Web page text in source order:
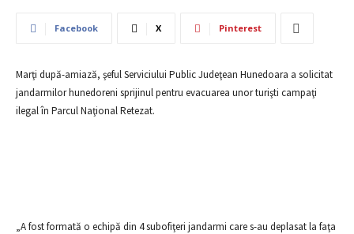
Facebook X Pinterest
Marţi după-amiază, şeful Serviciului Public Judeţean Hunedoara a solicitat
jandarmilor hunedoreni sprijinul pentru evacuarea unor turişti campaţi
ilegal în Parcul Naţional Retezat.
„A fost formată o echipă din 4 subofiţeri jandarmi care s-au deplasat la faţa